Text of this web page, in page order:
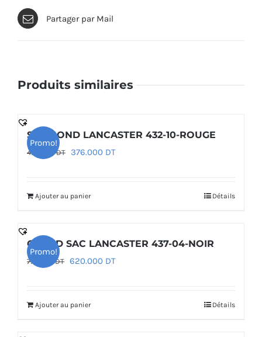
Partager par Mail
Produits similaires
Promo!
SAC ROND LANCASTER 432-10-ROUGE
470.000DT Le
était :
376.000 DTLe
Ajouter au panier Détails
Promo!
GRAND SAC LANCASTER 437-04-NOIR
775.000DT Le
était :
620.000 DTLe
Ajouter au panier Détails